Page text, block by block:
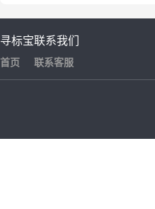
寻标宝
首页
联系我们
联系客服